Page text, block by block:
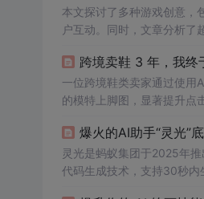
本文探讨了多种游戏创意，
户互动。同时，文章分析了
跨境卖鞋 3 年，我终
一位跨境鞋类卖家通过使用
的模特上脚图，显著提升点
爆火的AI助手“灵光”
灵光是蚂蚁集团于2025年
代码生成技术，支持30秒内